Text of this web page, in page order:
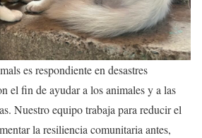
es respondiente en desastres
el fin de ayudar a los animales y a las
Nuestro equipo trabaja para reducir el
la resiliencia comunitaria antes,